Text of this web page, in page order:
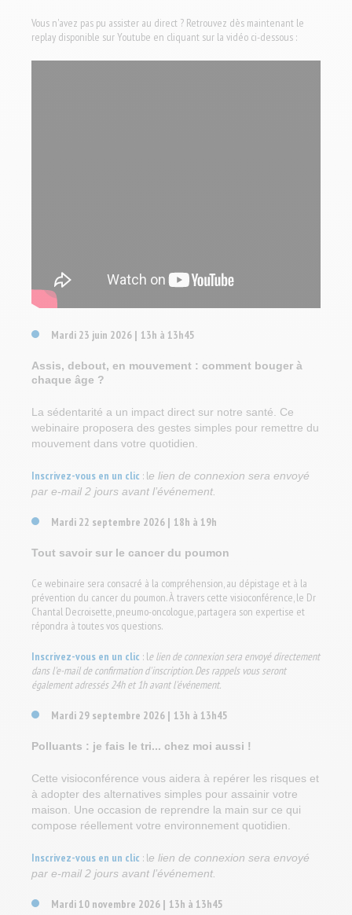
Vous n'avez pas pu assister au direct ? Retrouvez dès maintenant le
replay disponible sur Youtube en cliquant sur la vidéo ci-dessous :
Mardi 23 juin 2026 | 13h à 13h45
Assis, debout, en mouvement : comment bouger à
chaque âge ?
La sédentarité a un impact direct sur notre santé. Ce
webinaire proposera des gestes simples pour remettre du
mouvement dans votre quotidien.
Inscrivez-vous en un clic : le lien de connexion sera envoyé
par e-mail 2 jours avant l’événement.
Mardi 22 septembre 2026 | 18h à 19h
Tout savoir sur le cancer du poumon
Ce webinaire sera consacré à la compréhension, au dépistage et à la
prévention du cancer du poumon. À travers cette visioconférence, le Dr
Chantal Decroisette, pneumo-oncologue, partagera son expertise et
répondra à toutes vos questions.
Inscrivez-vous en un clic : le lien de connexion sera envoyé directement
dans l'e-mail de confirmation d'inscription. Des rappels vous seront
également adressés 24h et 1h avant l'événement.
Mardi 29 septembre 2026 | 13h à 13h45
Polluants : je fais le tri... chez moi aussi !
Cette visioconférence vous aidera à repérer les risques et
à adopter des alternatives simples pour assainir votre
maison. Une occasion de reprendre la main sur ce qui
compose réellement votre environnement quotidien.
Inscrivez-vous en un clic : le lien de connexion sera envoyé
par e-mail 2 jours avant l’événement.
Mardi 10 novembre 2026 | 13h à 13h45